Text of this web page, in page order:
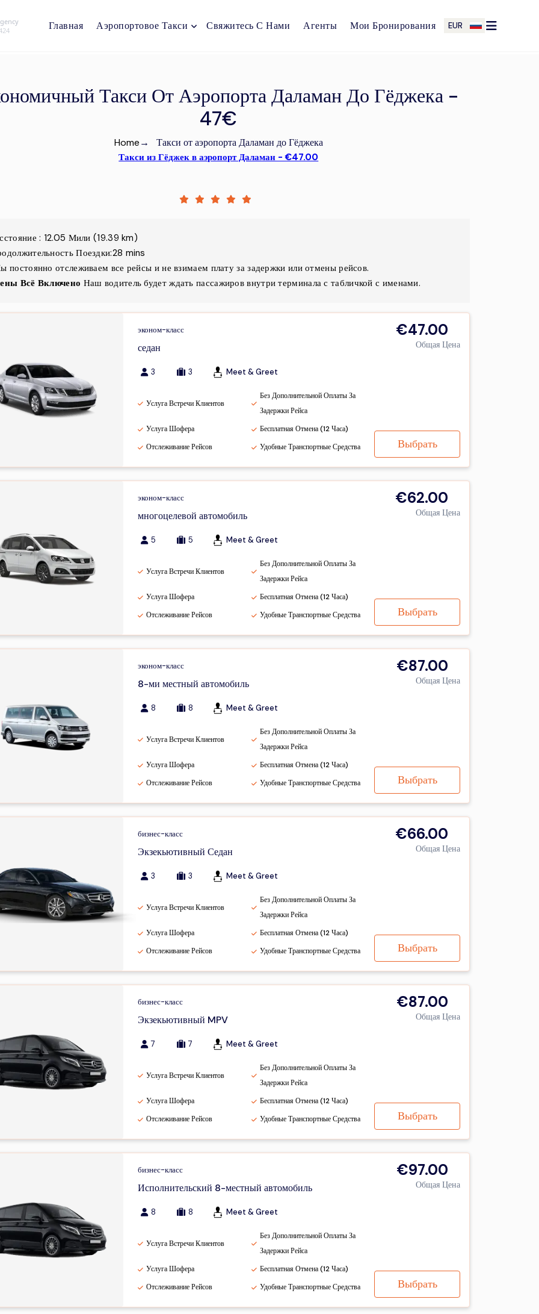
Главная Аэропортовое Такси Свяжитесь С Нами Агенты Мои Бронирования EUR
Такси От Аэропорта Даламан До Гёджека -
47€
Home→ Такси от аэропорта Даламан до Гёджека
Такси из Гёджек в аэропорт Даламан - €47.00
: 12.05 Мили (19.39 km)
Поездки:28 mins
постоянно отслеживаем все рейсы и не взимаем плату за задержки или отмены рейсов.
Всё Включено Наш водитель будет ждать пассажиров внутри терминала с табличкой с именами.
эконом-класс
седан
3 3 Meet & Greet
Услуга Встречи Клиентов
Без Дополнительной Оплаты За
Задержки Рейса
Услуга Шофера
Бесплатная Отмена (12 Часа)
Отслеживание Рейсов
Удобные Транспортные Средства
€47.00
Общая Цена
Выбрать
эконом-класс
многоцелевой автомобиль
5 5 Meet & Greet
Услуга Встречи Клиентов
Без Дополнительной Оплаты За
Задержки Рейса
Услуга Шофера
Бесплатная Отмена (12 Часа)
Отслеживание Рейсов
Удобные Транспортные Средства
€62.00
Общая Цена
Выбрать
эконом-класс
8-ми местный автомобиль
8 8 Meet & Greet
Услуга Встречи Клиентов
Без Дополнительной Оплаты За
Задержки Рейса
Услуга Шофера
Бесплатная Отмена (12 Часа)
Отслеживание Рейсов
Удобные Транспортные Средства
€87.00
Общая Цена
Выбрать
бизнес-класс
Экзекьютивный Седан
3 3 Meet & Greet
Услуга Встречи Клиентов
Без Дополнительной Оплаты За
Задержки Рейса
Услуга Шофера
Бесплатная Отмена (12 Часа)
Отслеживание Рейсов
Удобные Транспортные Средства
€66.00
Общая Цена
Выбрать
бизнес-класс
Экзекьютивный MPV
7 7 Meet & Greet
Услуга Встречи Клиентов
Без Дополнительной Оплаты За
Задержки Рейса
Услуга Шофера
Бесплатная Отмена (12 Часа)
Отслеживание Рейсов
Удобные Транспортные Средства
€87.00
Общая Цена
Выбрать
бизнес-класс
Исполнительский 8-местный автомобиль
8 8 Meet & Greet
Услуга Встречи Клиентов
Без Дополнительной Оплаты За
Задержки Рейса
Услуга Шофера
Бесплатная Отмена (12 Часа)
Отслеживание Рейсов
Удобные Транспортные Средства
€97.00
Общая Цена
Выбрать